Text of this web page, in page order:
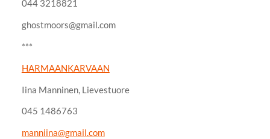
044 3218821
ghostmoors@gmail.com
***
HARMAANKARVAAN
Iina Manninen, Lievestuore
045 1486763
manniina@gmail.com